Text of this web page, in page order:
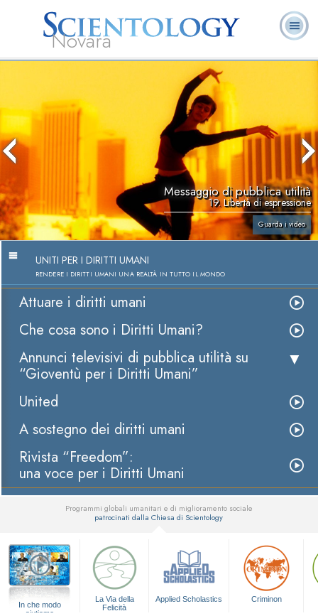
Novara
Volontari
Messaggio di pubblica utilità
19. Libertà di espressione
Guarda i video
UNITI PER I DIRITTI UMANI
RENDERE I DIRITTI UMANI UNA REALTÀ IN TUTTO IL MONDO
Attuare i diritti umani
Che cosa sono i Diritti Umani?
Annunci televisivi di pubblica utilità su
“Gioventù per i Diritti Umani”
United
A sostegno dei diritti umani
Rivista “Freedom”:
una voce per i Diritti Umani
Programmi globali umanitari e di miglioramento sociale
patrocinati dalla Chiesa di Scientology
In che modo
aiutiamo
La Via della
Felicità
Applied Scholastics Criminon